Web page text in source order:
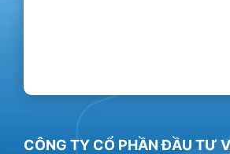
CÔNG TY CỔ PHẦN ĐẦU TƯ